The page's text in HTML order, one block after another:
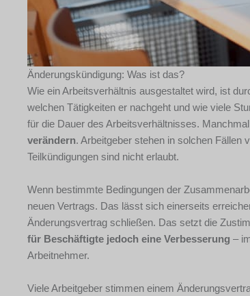
Änderungskündigung: Was ist das?
Wie ein Arbeitsverhältnis ausgestaltet wird, ist
welchen Tätigkeiten er nachgeht und wie viele
für die Dauer des Arbeitsverhältnisses.
verändern. Arbeitgeber stehen in solchen Fällen
Teilkündigungen sind nicht erlaubt.
Wenn bestimmte Bedingungen der
neuen Vertrags. Das lässt sich einerseits
Änderungsvertrag schließen. Das setzt die
für Beschäftigte jedoch eine Verbesserung –
Arbeitnehmer.
Viele Arbeitgeber stimmen einem